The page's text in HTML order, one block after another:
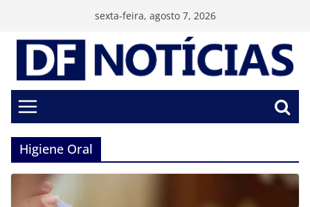
conteúdo
sexta-feira, agosto 7, 2026
Higiene Oral